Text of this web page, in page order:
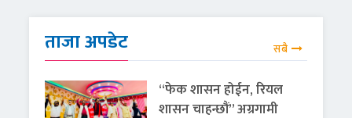
ताजा अपडेट सबै
“फेक शासन होईन, रियल
शासन चाहन्छौं” अग्रगामी